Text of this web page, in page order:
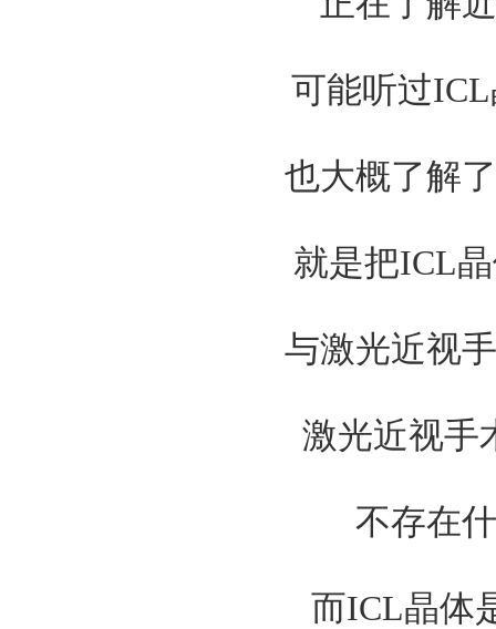
可能听过ICL
也大概了解了
就是把ICL晶
与激光近视手
激光近视手
不存在什
而ICL晶体是